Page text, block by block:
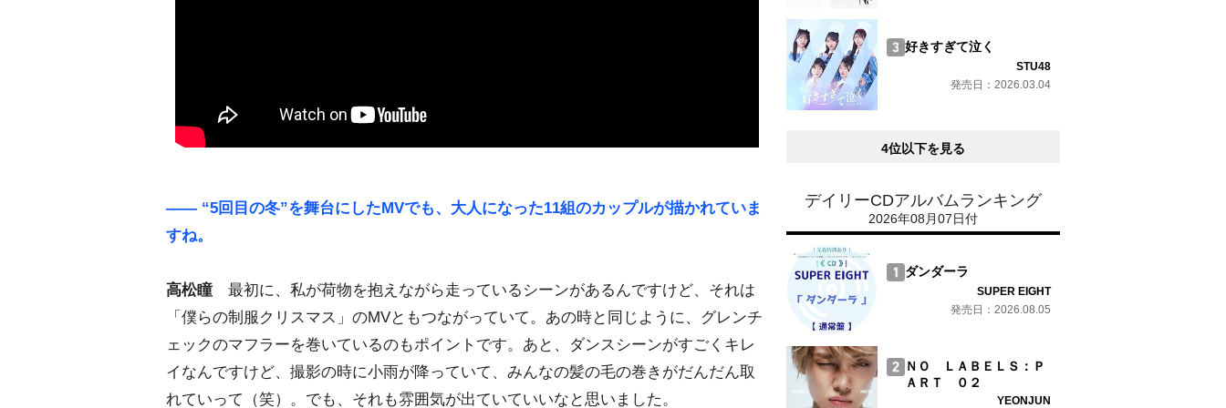
―― “5回目の冬”を舞台にしたMVでも、大人になった11組のカップルが描かれていま
すね。
高松瞳最初に、私が荷物を抱えながら走っているシーンがあるんですけど、それは
「僕らの制服クリスマス」のMVともつながっていて。あの時と同じように、グレンチ
ェックのマフラーを巻いているのもポイントです。あと、ダンスシーンがすごくキレ
イなんですけど、撮影の時に小雨が降っていて、みんなの髪の毛の巻きがだんだん取
れていって（笑）。でも、それも雰囲気が出ていていいなと思いました。
好きすぎて泣く
STU48
発売日：2026.03.04
4位以下を見る
デイリーCDアルバムランキング
2026年08月07日付
ダンダーラ
SUPER EIGHT
発売日：2026.08.05
ＮＯ ＬＡＢＥＬＳ：Ｐ
ＡＲＴ ０２
YEONJUN